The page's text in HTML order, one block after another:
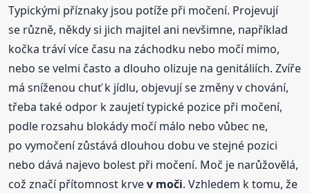
Typickými příznaky jsou potíže při močení. Projevují
se různě, někdy si jich majitel ani nevšimne, například
kočka tráví více času na záchodku nebo močí mimo,
nebo se velmi často a dlouho olizuje na genitáliích. Zvíře
má sníženou chuť k jídlu, objevují se změny v chování,
třeba také odpor k zaujetí typické pozice při močení,
podle rozsahu blokády močí málo nebo vůbec ne,
po vymočení zůstává dlouhou dobu ve stejné pozici
nebo dává najevo bolest při močení. Moč je narůžovělá,
což značí přítomnost krvev moči. Vzhledem k tomu, že